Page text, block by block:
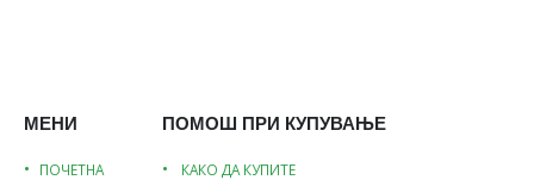
МЕНИ
ПОЧЕТНА
ПОМОШ ПРИ КУПУВАЊЕ
КАКО ДА КУПИТЕ